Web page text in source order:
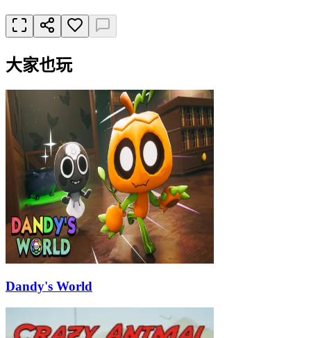
大家也玩
Dandy's World